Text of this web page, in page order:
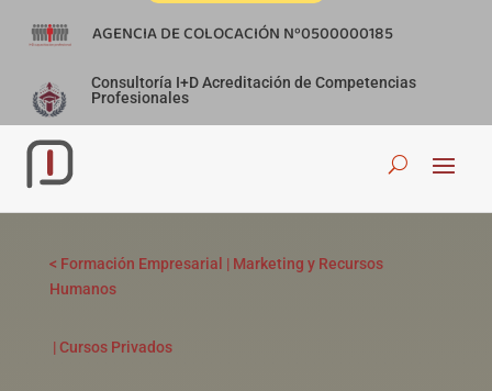
AGENCIA DE COLOCACIÓN Nº0500000185
Consultoría I+D Acreditación de Competencias
Profesionales
< Formación Empresarial | Marketing y Recursos
Humanos
|Cursos Privados